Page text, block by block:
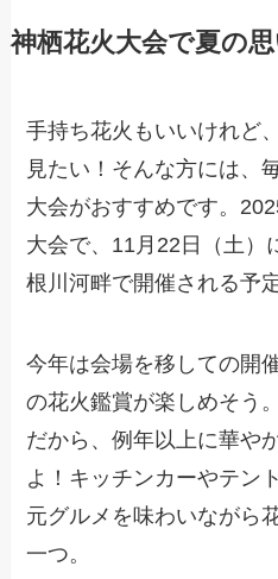
神栖花火大会で夏の
手持ち花火もいいけれど
見たい！そんな方には、
大会がおすすめです。
大会で、11月22日（土）
根川河畔で開催される予
今年は会場を移しての開
の花火鑑賞が楽しめそう
だから、例年以上に華や
よ！キッチンカーやテン
元グルメを味わいながら
一つ。